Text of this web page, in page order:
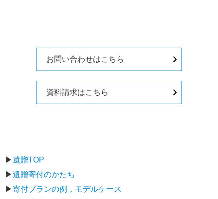
お問い合わせはこちら
資料請求はこちら
▶遺贈TOP
▶遺贈寄付のかたち
▶寄付プランの例，モデルケース